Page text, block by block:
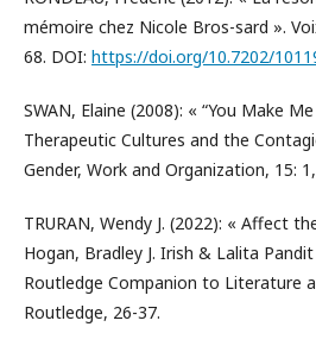
mémoire chez Nicole Bros-sard ».
68. DOI: https://doi.org/10.7202/
SWAN, Elaine (2008): « “You Make
Therapeutic Cultures and the
Gender, Work and Organization, 15:
TRURAN, Wendy J. (2022): « Affect
Hogan, Bradley J. Irish & Lalita
Routledge Companion to Literature
Routledge, 26-37.